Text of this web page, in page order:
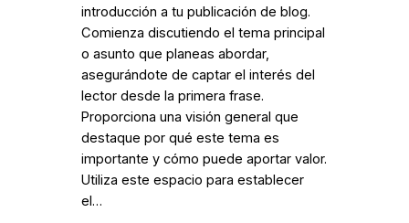
introducción a tu publicación de blog.
Comienza discutiendo el tema principal
o asunto que planeas abordar,
asegurándote de captar el interés del
lector desde la primera frase.
Proporciona una visión general que
destaque por qué este tema es
importante y cómo puede aportar valor.
Utiliza este espacio para establecer
el…